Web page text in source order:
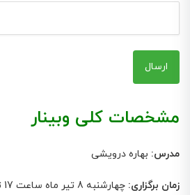
مشخصات کلی وبینار
مدرس: بهاره درویشی
زمان برگزاری: چهارشنبه 8 تیر ماه ساعت 17 تا 19